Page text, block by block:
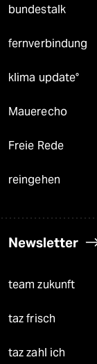
bundestalk
fernverbindung
klima update°
Mauerecho
Freie Rede
reingehen
Newsletter
team zukunft
taz frisch
taz zahl ich